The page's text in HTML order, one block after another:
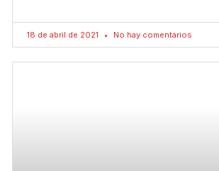
18 de abril de 2021 No hay comentarios